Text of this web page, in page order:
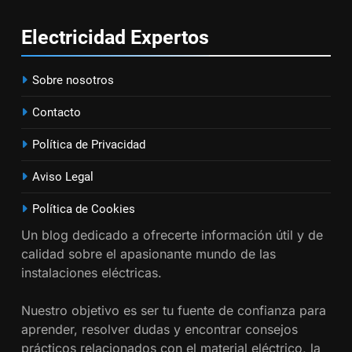
17
comercios
INSTALACIONES ELÉCTRICAS
18
instalación eléctrica en casa.
INSTALACIONES ELÉCTRICAS
Electricidad Expertos
Sobre nosotros
Contacto
Política de Privacidad
Aviso Legal
Política de Cookies
Un blog dedicado a ofrecerte información útil y de
calidad sobre el apasionante mundo de las
instalaciones eléctricas.
Nuestro objetivo es ser tu fuente de confianza para
aprender, resolver dudas y encontrar consejos
prácticos relacionados con el material eléctrico, la